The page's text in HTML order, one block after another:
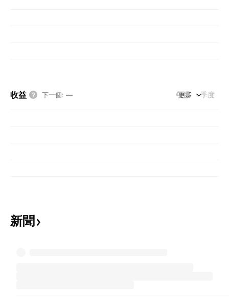
收益 下一個: — 年度 季度
更多
新聞